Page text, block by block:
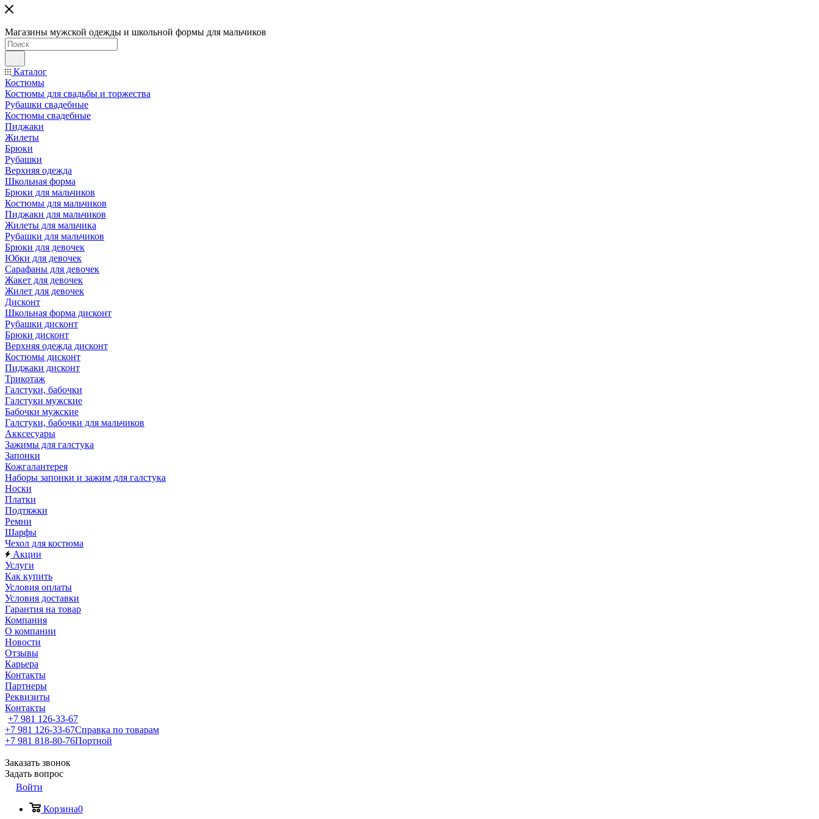
Магазины мужской одежды и школьной формы для мальчиков
Каталог
Костюмы
Костюмы для свадьбы и торжества
Рубашки свадебные
Костюмы свадебные
Пиджаки
Жилеты
Брюки
Рубашки
Верхняя одежда
Школьная форма
Брюки для мальчиков
Костюмы для мальчиков
Пиджаки для мальчиков
Жилеты для мальчика
Рубашки для мальчиков
Брюки для девочек
Юбки для девочек
Сарафаны для девочек
Жакет для девочек
Жилет для девочек
Дисконт
Школьная форма дисконт
Рубашки дисконт
Брюки дисконт
Верхняя одежда дисконт
Костюмы дисконт
Пиджаки дисконт
Трикотаж
Галстуки, бабочки
Галстуки мужские
Бабочки мужские
Галстуки, бабочки для мальчиков
Акксесуары
Зажимы для галстука
Запонки
Кожгалантерея
Наборы запонки и зажим для галстука
Носки
Платки
Подтяжки
Ремни
Шарфы
Чехол для костюма
Акции
Услуги
Как купить
Условия оплаты
Условия доставки
Гарантия на товар
Компания
О компании
Новости
Отзывы
Карьера
Контакты
Партнеры
Реквизиты
Контакты
+7 981 126-33-67
+7 981 126-33-67Справка по товарам
+7 981 818-80-76Портной
Заказать звонок
Задать вопрос
Войти
Корзина0